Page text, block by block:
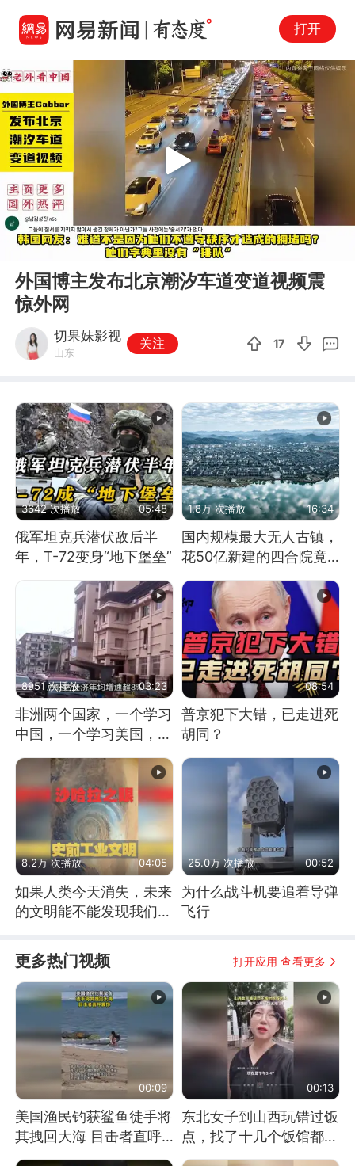
打开
00:00 01:04
Play
外国博主发布北京潮汐车道变道视频震
惊外网
切果妹影视
山东
关注 17
3642 次播放 05:48
俄军坦克兵潜伏敌后半
年，T-72变身“地下堡垒”
1.8万 次播放 16:34
国内规模最大无人古镇，
花50亿新建的四合院竟
没人住，发生了啥
8951 次播放 03:23
非洲两个国家，一个学习
中国，一个学习美国，结
08:54
普京犯下大错，已走进死
胡同？
8.2万 次播放 04:05
如果人类今天消失，未来
的文明能不能发现我们存
25.0万 次播放 00:52
为什么战斗机要追着导弹
飞行
更多热门视频 打开应用 查看更多
00:09
美国渔民钓获鲨鱼徒手将
其拽回大海 目击者直呼
震惊 （视频来源：参考
00:13
东北女子到山西玩错过饭
点，找了十几个饭馆都没
开门：午休到几点